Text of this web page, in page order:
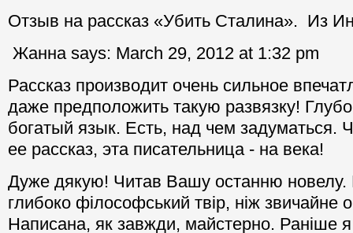
Отзыв на рассказ «Убить Сталина». Из
Жанна says: March 29, 2012 at 1:32 pm
Рассказ производит очень сильное
даже предположить такую развязку!
богатый язык. Есть, над чем задуматься.
ее рассказ, эта писательница - на века!
Дуже дякую! Читав Вашу останню новелу.
глибоко філософський твір, ніж звичайне
Написана, як завжди, майстерно. Раніше